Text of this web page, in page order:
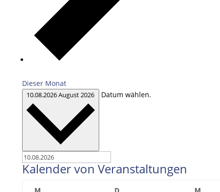
Dieser Monat
10.08.2026August 2026 Datum wählen.
Kalender von Veranstaltungen
Montag Dienstag